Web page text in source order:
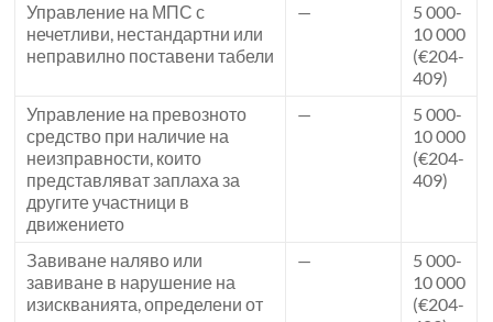
Управление на МПС с
нечетливи, нестандартни или
неправилно поставени табели
—
5 000-
10 000
(€204-
409)
Управление на превозното
средство при наличие на
неизправности, които
представляват заплаха за
другите участници в
движението
—
5 000-
10 000
(€204-
409)
Завиване наляво или
завиване в нарушение на
изискванията, определени от
—
5 000-
10 000
(€204-